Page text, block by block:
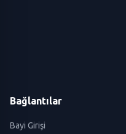
Bağlantılar
Bayi Girişi